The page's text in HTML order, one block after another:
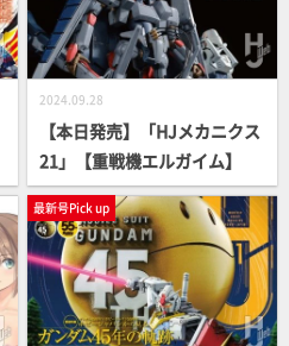
2024.09.28
【本日発売】「HJメカニクス
21」【重戦機エルガイム】
最新号Pick up